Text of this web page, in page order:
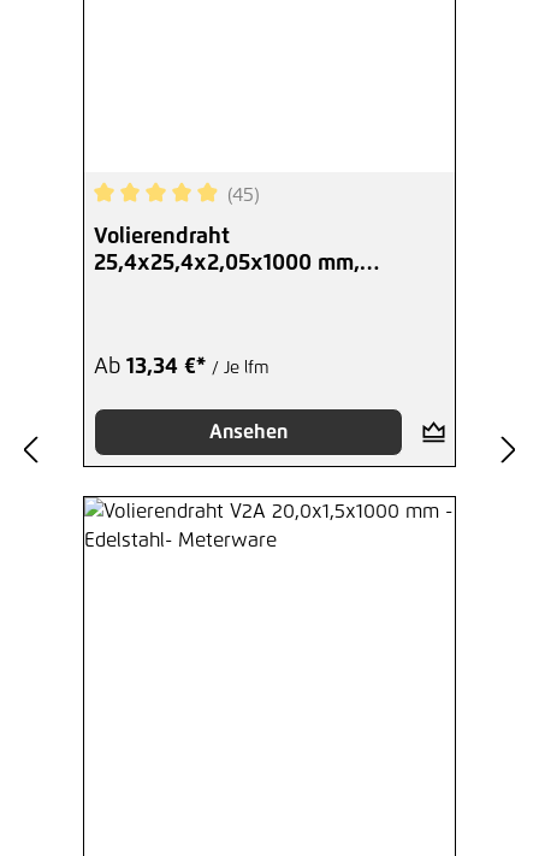
Durchschnittliche Bewertung von 4.93 von 5
(45)
Volierendraht
25,4x25,4x2,05x1000 mm,
Ab 13,34 €* / Je lfm
Ansehen